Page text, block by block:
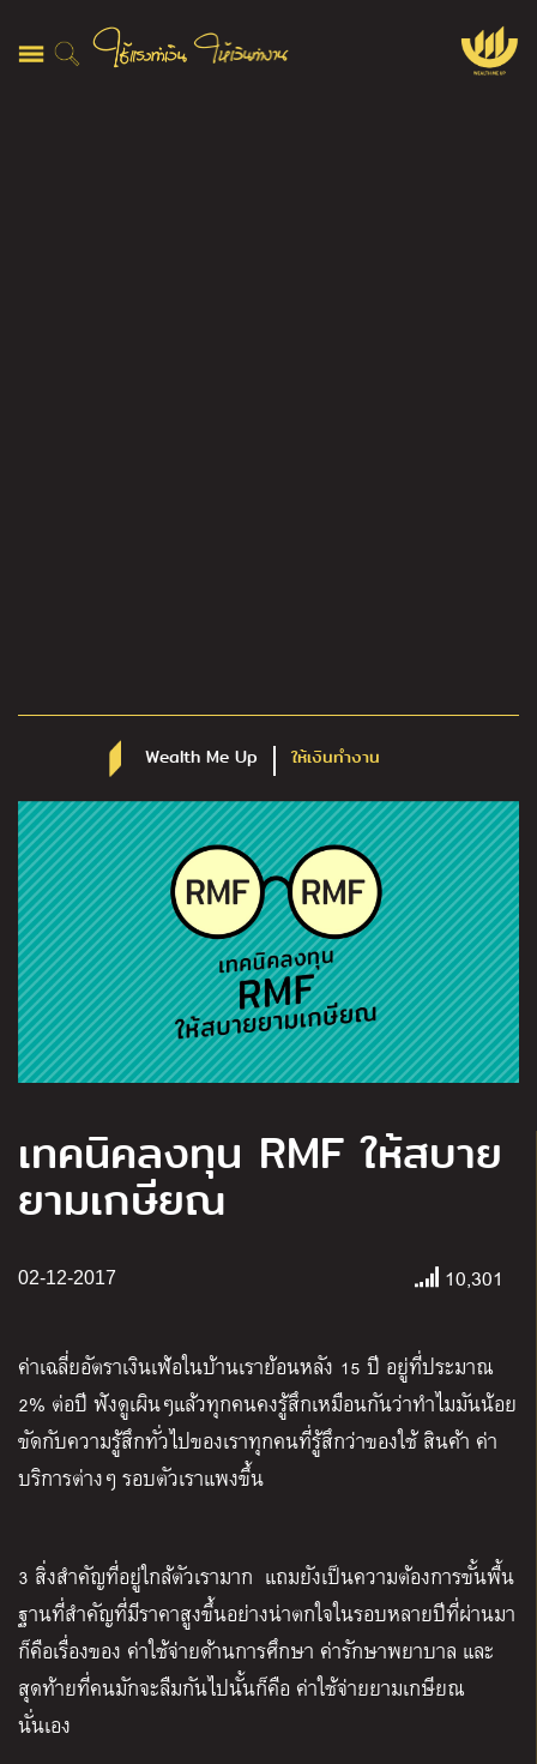
Wealth Me Up ให้เงินทำงาน
เทคนิคลงทุน RMF ให้สบาย
ยามเกษียณ
02-12-2017 10,301
ค่าเฉลี่ยอัตราเงินเฟ้อในบ้านเราย้อนหลัง 15 ปี อยู่ที่ประมาณ
2% ต่อปี ฟังดูเผินๆแล้วทุกคนคงรู้สึกเหมือนกันว่าทำไมมันน้อย
ขัดกับความรู้สึกทั่วไปของเราทุกคนที่รู้สึกว่าของใช้ สินค้า ค่า
บริการต่างๆ รอบตัวเราแพงขึ้น
3 สิ่งสำคัญที่อยู่ใกล้ตัวเรามาก แถมยังเป็นความต้องการขั้นพื้น
ฐานที่สำคัญที่มีราคาสูงขึ้นอย่างน่าตกใจในรอบหลายปีที่ผ่านมา
ก็คือเรื่องของ ค่าใช้จ่ายด้านการศึกษา ค่ารักษาพยาบาล และ
สุดท้ายที่คนมักจะลืมกันไปนั้นก็คือ ค่าใช้จ่ายยามเกษียณ
นั่นเอง